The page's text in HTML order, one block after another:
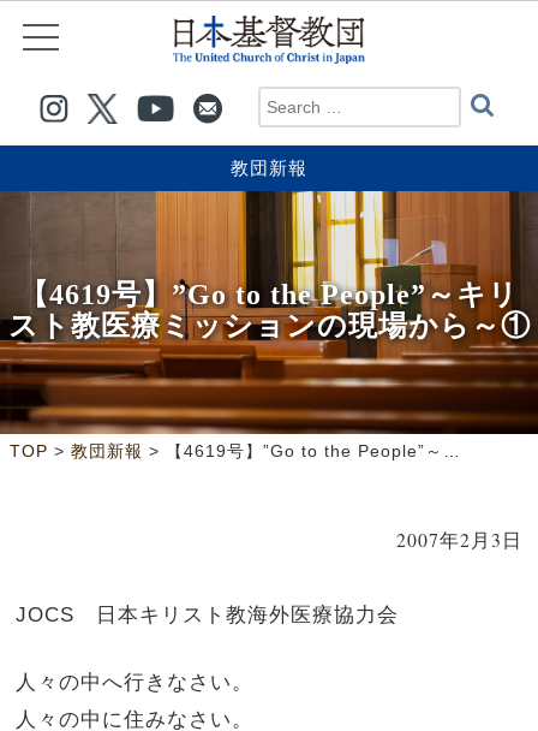
教団新報
【4619号】”Go to the People”～キリ
スト教医療ミッションの現場から～①
TOP > 教団新報 > 【4619号】”Go to the People”～キリスト教医療ミッションの現場から～①
2007年2月3日
JOCS 日本キリスト教海外医療協力会
人々の中へ行きなさい。
人々の中に住みなさい。